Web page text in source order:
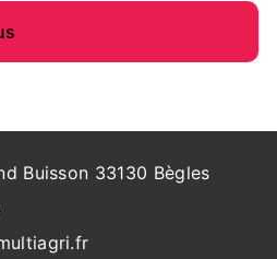
Buisson 33130 Bègles